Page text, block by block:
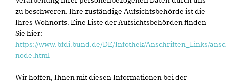
zu beschweren. Ihre zuständige Aufsichtsbehörde ist die
Ihres Wohnorts. Eine Liste der Aufsichtsbehörden finden
Sie hier:
https://www.bfdi.bund.de/DE/Infothek/Anschriften_Links/
node.html
Wir hoffen, Ihnen mit diesen Informationen bei der